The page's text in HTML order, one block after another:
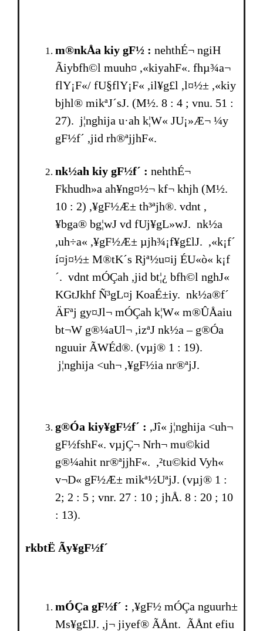
m®nkÅa kiy gF½ : nehthÉ¬ ngiH
Ãiybfh©l muuh¤ ,«kiyahF«. fhµ¾a¬
flY¡F«/ fU§flY¡F« ,il¥g£l ,l¤½± ,«kiy
bjhl® mikªJ´sJ. (M½. 8 : 4 ; vnu. 51 :
27). j¦nghija u·ah k¦W« JU¡»Æ¬ ¼y
gF½f´ ,jid rh®ªjjhF«.
nk½ah kiy gF½f´ : nehthÉ¬
Fkhudh»a ah¥ng¤½¬ kf¬ khjh­ (M½.
10 : 2) ,¥gF½Æ± th³ªjh®. vdnt ,
¥bga® bg¦wJ vd fUj¥gL»wJ. nk½a
,uh÷a« ,¥gF½Æ± µjh¾¡f¥g£lJ. ,«k¡f´
í¤j¤½± M®tK´s Rjª½u¤ij ÉU«ò« k¡f
´. vdnt mÓÇah ,jid bt¦¿ bfh©l nghJ«
KGtJkhf Ñ³gL¤j KoaÉ±iy. nk½a®f´
ÄFªj gy¤Jl¬ mÓÇah k¦W« m®ÛÅaiu
bt¬W g®¼aUl¬ ,izªJ nk½a – g®Óa
nguuir ÃWÉd®. (vµj® 1 : 19).
j¦nghija <uh¬ ,¥gF½ia nr®ªjJ.
g®Óa kiy¥gF½f´ : ,Jî« j¦nghija <uh¬
gF½fshF«. vµjÇ¬ Nrh¬ mu©kid
g®¼ahit nr®ªjjhF«. ,²tu©kid Vyh«
v¬D« gF½Æ± mikª½UªjJ. (vµj® 1 :
2; 2 : 5 ; vnr. 27 : 10 ; jhÅ. 8 : 20 ; 10
: 13).
rkbtË Ãy¥gF½f´
mÓÇa gF½f´ : ,¥gF½ mÓÇa nguurh±
Ms¥g£lJ. ,j¬ jiyef® ÃÅnt. ÃÅnt efiu